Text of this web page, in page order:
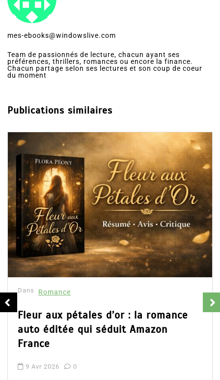
mes-ebooks@windowslive.com
Team de passionnés de lecture, chacun ayant ses
préférences, thrillers, romances ou encore la finance.
Chacun partage selon ses lectures et son coup de coeur
du moment
Publications similaires
Dans Romance
Fleur aux pétales d’or : la romance
auto éditée qui séduit Amazon
France
9 Avr 2026 0